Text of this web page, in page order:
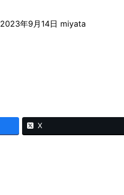
2023年9月14日 miyata
X